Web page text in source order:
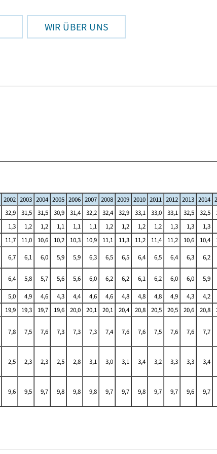
WIR ÜBER UNS
2002 2003 2004 2005 2006 2007 2008 2009 2010 2011 2012 2013 2014
32,9 31,5 31,5 30,9 31,4 32,2 32,4 32,9 33,1 33,0 33,1 32,5 32,5
1,3 1,2 1,2 1,1 1,1 1,1 1,2 1,2 1,2 1,2 1,3 1,3
1,3
11,7 11,0 10,6 10,2 10,3 10,9 11,1 11,3 11,2 11,4 11,2 10,6 10,4
6,7 6,1 6,0 5,9 5,9 6,3 6,5 6,5 6,4 6,5 6,4 6,3
6,2
6,4 5,8 5,7 5,6 5,6 6,0 6,2 6,2 6,1 6,2 6,0 6,0
5,9
5,0 4,9 4,6 4,3 4,4 4,6 4,6 4,8 4,8 4,8 4,9 4,3
4,2
19,9 19,3 19,7 19,6 20,0 20,1 20,1 20,4 20,8 20,5 20,5 20,6 20,8
7,8 7,5 7,6 7,3 7,3 7,3 7,4 7,6 7,6 7,5 7,6 7,6 7,7
2,5 2,3 2,3 2,5 2,8 3,1 3,0 3,1 3,4 3,2 3,3 3,3 3,4
9,6 9,5 9,7 9,8 9,8 9,8 9,7 9,7 9,8 9,7 9,7 9,6 9,7